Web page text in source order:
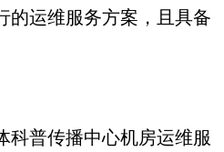
的运维服务方案，且具备
普传播中心机房运维服